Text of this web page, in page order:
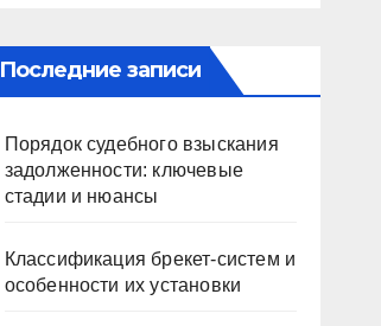
Последние записи
Порядок судебного взыскания
задолженности: ключевые
стадии и нюансы
Классификация брекет-систем и
особенности их установки